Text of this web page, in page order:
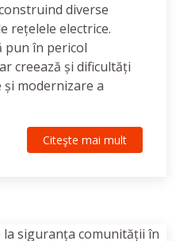
diverse
rețelele electrice.
pun în pericol
creează și dificultăți
modernizare a
Citeşte mai mult